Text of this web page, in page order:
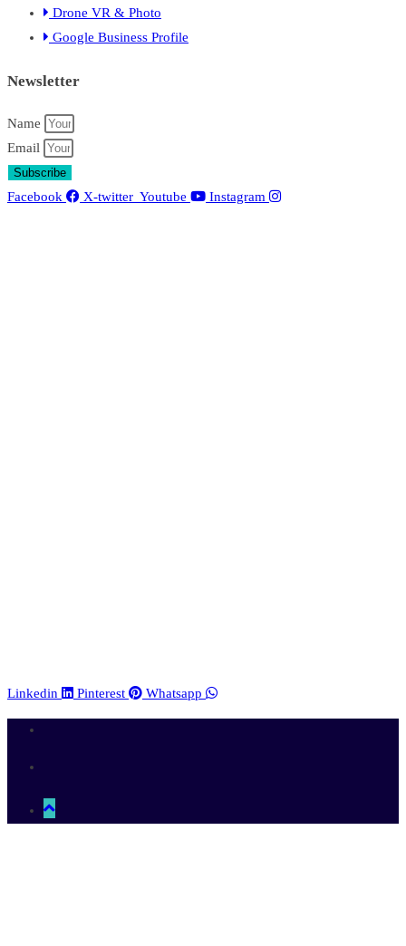
Drone VR & Photo
Google Business Profile
Newsletter
Name
Email
Subscribe
Facebook X-twitter Youtube Instagram
Linkedin Pinterest Whatsapp